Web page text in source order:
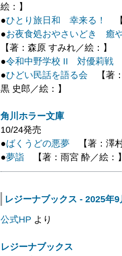
絵：】
●ひとり旅日和 幸来る！
●お夜食処おやさいどき 癒
【著：森原 すみれ／絵：】
●令和中野学校 II 対優莉戦
●ひどい民話を語る会 【著
黒 史郎／絵：】
角川ホラー文庫
10/24発売
●ばくうどの悪夢 【著：澤
●夢詣 【著：雨宮 酔／絵：
レジーナブックス - 2025年9
公式HP より
レジーナブックス